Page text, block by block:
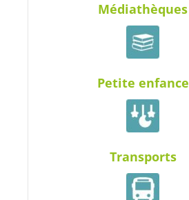
Médiathèques
Petite enfance
Transports